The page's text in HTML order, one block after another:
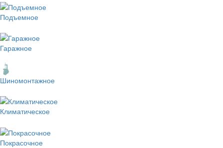
Подъемное
Гаражное
Шиномонтажное
Климатическое
Покрасочное